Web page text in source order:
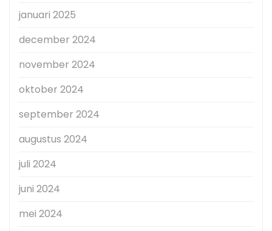
januari 2025
december 2024
november 2024
oktober 2024
september 2024
augustus 2024
juli 2024
juni 2024
mei 2024